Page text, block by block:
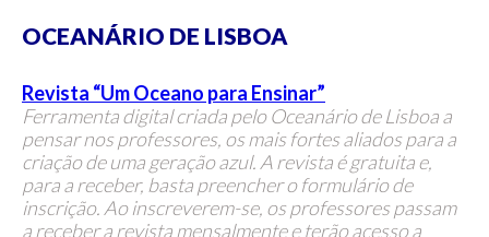
OCEANÁRIO DE LISBOA
Revista “Um Oceano para Ensinar”
Ferramenta digital criada pelo Oceanário de Lisboa a
pensar nos professores, os mais fortes aliados para a
criação de uma geração azul. A revista é gratuita e,
para a receber, basta preencher o formulário de
inscrição. Ao inscreverem-se, os professores passam
a receber a revista mensalmente e terão acesso a